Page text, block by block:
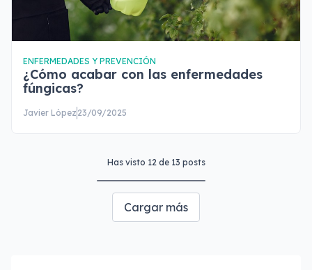
ENFERMEDADES Y PREVENCIÓN
¿Cómo acabar con las enfermedades
fúngicas?
Javier López 23/09/2025
Has visto 12de 13 posts
Cargar más